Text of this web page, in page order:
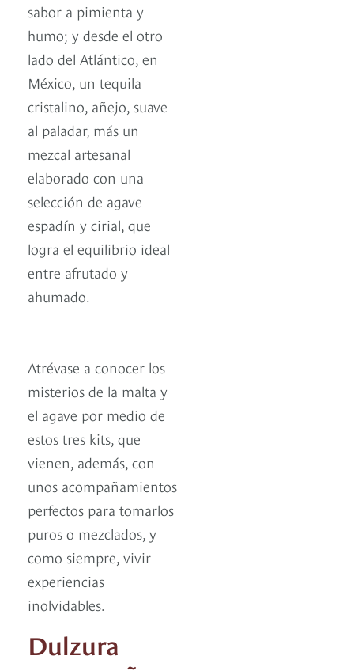
sabor a pimienta y
humo; y desde el otro
lado del Atlántico, en
México, un tequila
cristalino, añejo, suave
al paladar, más un
mezcal artesanal
elaborado con una
selección de agave
espadín y cirial, que
logra el equilibrio ideal
entre afrutado y
ahumado.
Atrévase a conocer los
misterios de la malta y
el agave por medio de
estos tres kits, que
vienen, además, con
unos acompañamientos
perfectos para tomarlos
puros o mezclados, y
como siempre, vivir
experiencias
inolvidables.
Dulzura